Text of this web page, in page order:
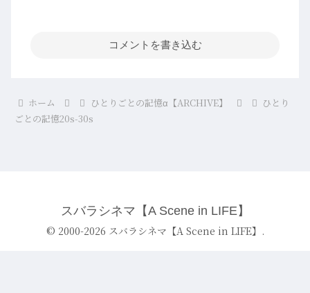
コメントを書き込む
ホーム ひとりごとの記憶α【ARCHIVE】
ひとり
ごとの記憶20s-30s
スバラシネマ【A Scene in LIFE】
© 2000-2026 スバラシネマ【A Scene in LIFE】.